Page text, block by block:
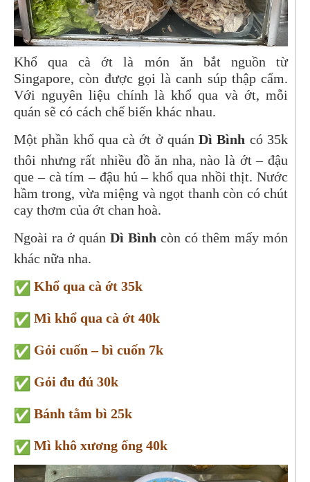
Khổ qua cà ớt là món ăn bắt nguồn từ
Singapore, còn được gọi là canh súp thập cẩm.
Với nguyên liệu chính là khổ qua và ớt, mỗi
quán sẽ có cách chế biến khác nhau.
Một phần khổ qua cà ớt ở quánDì Bình có 35k
thôi nhưng rất nhiều đồ ăn nha, nào là ớt – đậu
que – cà tím – đậu hủ – khổ qua nhồi thịt. Nước
hầm trong, vừa miệng và ngọt thanh còn có chút
cay thơm của ớt chan hoà.
Ngoài ra ở quán Dì Bình còn có thêm mấy món
khác nữa nha.
Khổ qua cà ớt 35k
Mì khổ qua cà ớt 40k
Gỏi cuốn – bì cuốn 7k
Gỏi đu đủ 30k
Bánh tằm bì 25k
Mì khô xương ống 40k